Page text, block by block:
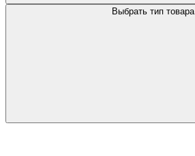
Выбрать тип товара